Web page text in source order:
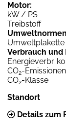
Motor:
kW / PS
Treibstoff
Umweltplakette
Verbrauch und
Energieverbr.
CO2-
CO2-Klasse
Standort
Details zum